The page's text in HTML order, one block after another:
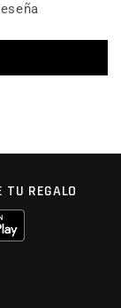
TU REGALO